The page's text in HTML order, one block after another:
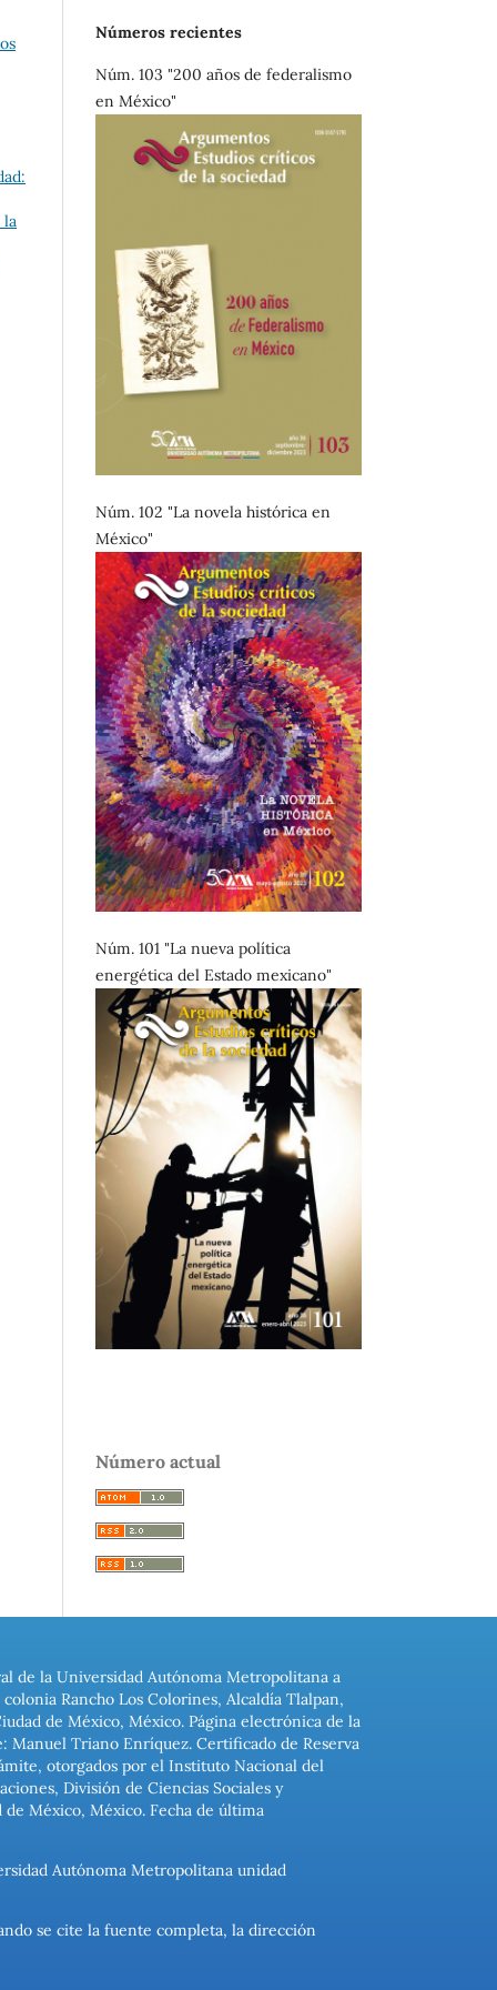
la
Números recientes
Núm. 103 "200 años de federalismo
en México"
Núm. 102 "La novela histórica en
México"
Núm. 101 "La nueva política
energética del Estado mexicano"
Número actual
de la Universidad Autónoma Metropolitana a
Rancho Los Colorines, Alcaldía Tlalpan,
de México, México. Página electrónica de la
Triano Enríquez. Certificado de Reserva
otorgados por el Instituto Nacional del
División de Ciencias Sociales y
de México, México. Fecha de última
Autónoma Metropolitana unidad
se cite la fuente completa, la dirección